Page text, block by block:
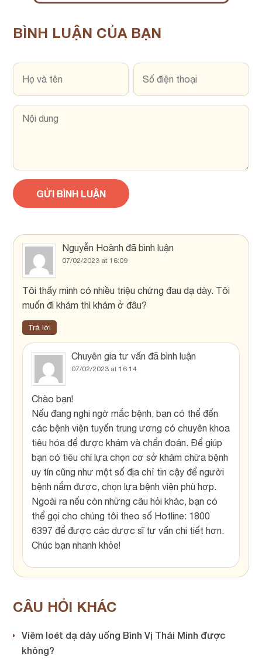
BÌNH LUẬN CỦA BẠN
Nguyễn Hoành đã bình luận
07/02/2023 at 16:09
Tôi thấy mình có nhiều triệu chứng đau dạ dày. Tôi
muốn đi khám thì khám ở đâu?
Trả lời
Chuyên gia tư vấn đã bình luận
07/02/2023 at 16:14
Chào bạn!
Nếu đang nghi ngờ mắc bệnh, bạn có thể đến
các bệnh viện tuyến trung ương có chuyên khoa
tiêu hóa để được khám và chẩn đoán. Để giúp
bạn có tiêu chí lựa chọn cơ sở khám chữa bệnh
uy tín cũng như một số địa chỉ tin cậy để người
bệnh nắm được, chọn lựa bệnh viện phù hợp.
Ngoài ra nếu còn những câu hỏi khác, bạn có
thể gọi cho chúng tôi theo số Hotline: 1800
6397 để được các dược sĩ tư vấn chi tiết hơn.
Chúc bạn nhanh khỏe!
CÂU HỎI KHÁC
Viêm loét dạ dày uống Bình Vị Thái Minh được
không?